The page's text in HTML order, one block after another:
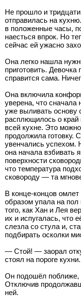
Не прошло и
отправилась на
в положенные часы,
наесться впрок. Но
сейчас ей ужасно
Она легко нашла
приготовить.
справится сама.
Она включила
уверена, что сначала
уже выливать основу
расплющилось о край
всей кухне. Это
продолжила готовку.
увенчались успехом.
она начала взбивать
поверхности
что температура
сковороду — та
В конце-концов омлет
образом упала на
того, как Хан и Лея
их и испугалась, что
слезла со стула и,
подбирать осколки
— Стой! — заорал
стоял на пороге кухни.
Он подошёл поближе,
Отключив
ней.